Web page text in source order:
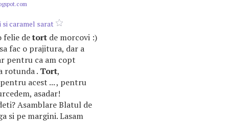
caramel sarat
felie detort de morcovi :)
fac o prajitura, dar a
pentru ca am copt
rotunda . Tort,
acest ... , pentru
asadar!
Asamblare Blatul de
si pe margini. Lasam